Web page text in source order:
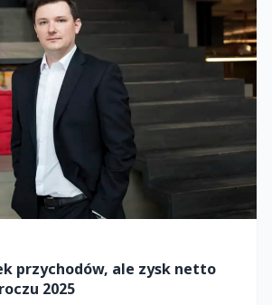
przychodów, ale zysk netto
2025